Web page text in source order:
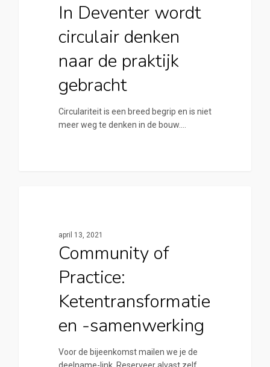
In Deventer wordt
circulair denken
naar de praktijk
gebracht
Circulariteit is een breed begrip en is niet
meer weg te denken in de bouw.…
april 13, 2021
Community of
Practice:
Ketentransformatie
en -samenwerking
Voor de bijeenkomst mailen we je de